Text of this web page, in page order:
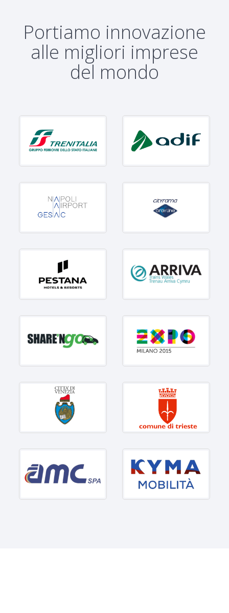
Portiamo innovazione
alle migliori imprese
del mondo